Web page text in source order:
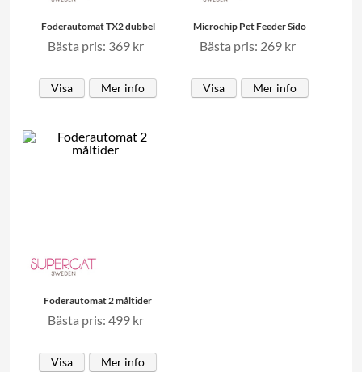
Foderautomat TX2 dubbel
Bästa pris: 369 kr
Visa Mer info
Microchip Pet Feeder Sido
Bästa pris: 269 kr
Visa Mer info
Foderautomat 2 måltider
Bästa pris: 499 kr
Visa Mer info